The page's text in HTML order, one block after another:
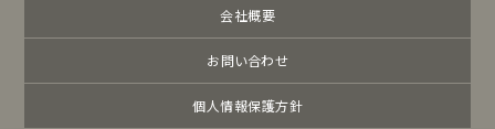
会社概要
お問い合わせ
個人情報保護方針